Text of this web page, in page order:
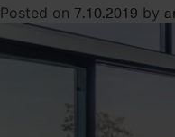
Posted on 7.10.2019 by